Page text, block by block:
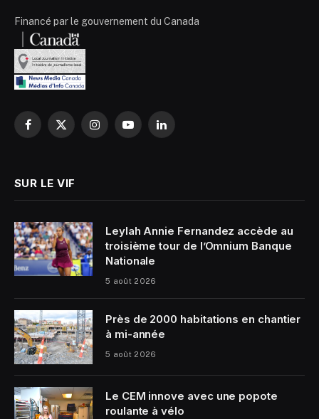
Financé par le gouvernement du Canada
Facebook
X
InstagramYouTubeLinkedIn
SUR LE VIF
Leylah Annie Fernandez accède au
troisième tour de l’Omnium Banque
Nationale
5 août 2026
Près de 2000 habitations en chantier
à mi-année
5 août 2026
Le CEM innove avec une popote
roulante à vélo